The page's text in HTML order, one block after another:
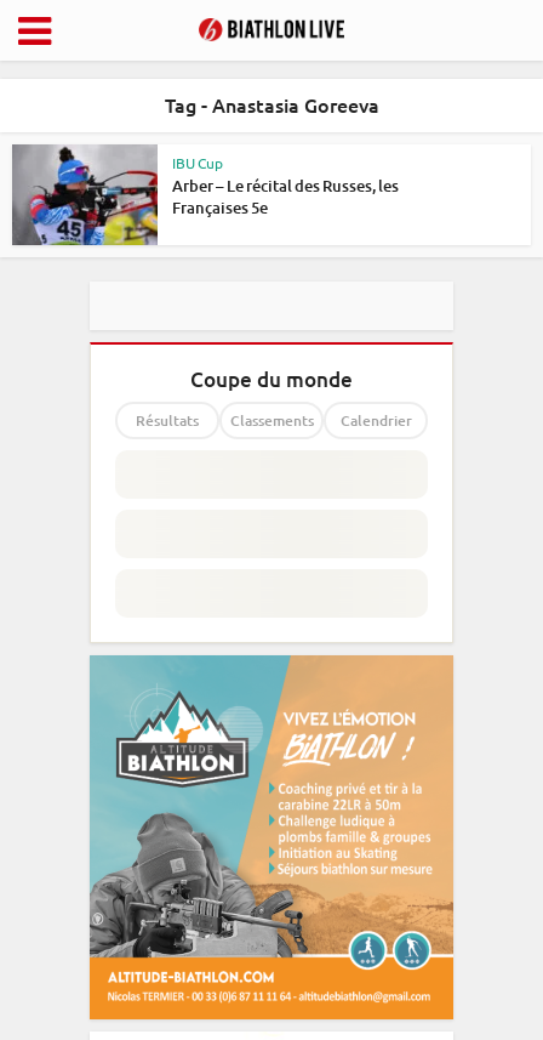
Tag - Anastasia Goreeva
IBU Cup
Arber – Le récital des Russes, les
Françaises 5e
Coupe du monde
Résultats Classements Calendrier